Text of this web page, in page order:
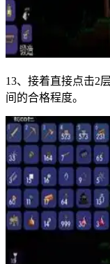
13、接着直接点击2
间的合格程度。